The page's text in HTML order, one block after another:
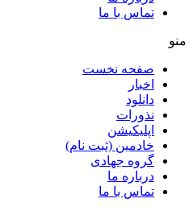
تماس با ما
منو
صفحه نخست
اخبار
دانلود
نذورات
اپلیکیشن
خادمین (ثبت نام)
گروه جهادی
درباره ما
تماس با ما